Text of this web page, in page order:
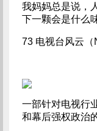
我妈妈总是说，
下一颗会是什
73 电视台风云（
一部针对电视行
和幕后强权政治